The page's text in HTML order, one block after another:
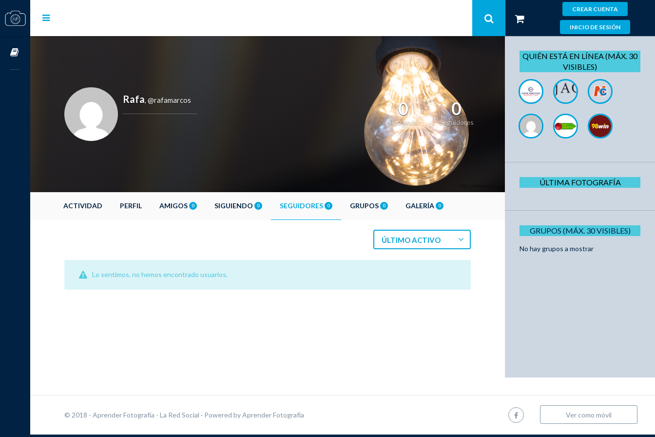
CREAR CUENTA
INICIO DE SESIÓN
Rafa, @rafamarcos 0
Siguiendo
0
Seguidores
ACTIVIDAD PERFIL AMIGOS 0 SIGUIENDO 0 SEGUIDORES 0 GRUPOS 0 GALERÍA 0
ÚLTIMO ACTIVO
Lo sentimos, no hemos encontrado usuarios.
QUIÉN ESTÁ EN LÍNEA (MÁX. 30
VISIBLES)
ÚLTIMA FOTOGRAFÍA
GRUPOS (MÁX. 30 VISIBLES)
No hay grupos a mostrar
© 2018 - Aprender Fotografía - La Red Social · Powered byAprender Fotografía